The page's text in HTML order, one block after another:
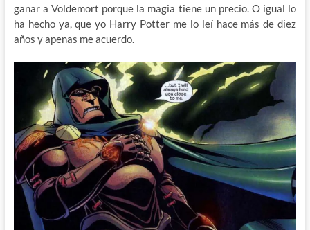
ganar a Voldemort porque la magia tiene un precio. O igual lo
ha hecho ya, que yo Harry Potter me lo leí hace más de diez
años y apenas me acuerdo.